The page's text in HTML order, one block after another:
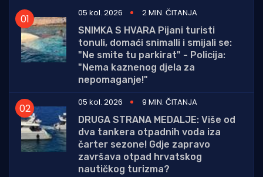
05 kol. 2026
2 MIN. ČITANJA
SNIMKA S HVARA Pijani turisti
tonuli, domaći snimalli i smijali se:
"Ne smite tu parkirat" - Policija:
"Nema kaznenog djela za
nepomaganje!"
05 kol. 2026
9 MIN. ČITANJA
DRUGA STRANA MEDALJE: Više od
dva tankera otpadnih voda iza
čarter sezone! Gdje zapravo
završava otpad hrvatskog
nautičkog turizma?